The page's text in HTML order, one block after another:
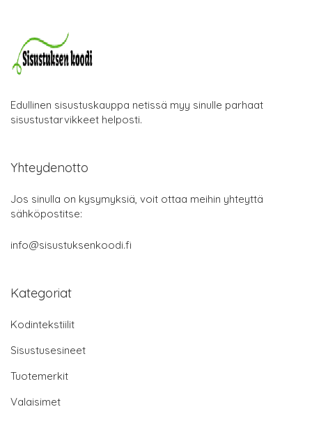
Edullinen sisustuskauppa netissä myy sinulle parhaat
sisustustarvikkeet helposti.
Yhteydenotto
Jos sinulla on kysymyksiä, voit ottaa meihin yhteyttä
sähköpostitse:
info@sisustuksenkoodi.fi
Kategoriat
Kodintekstiilit
Sisustusesineet
Tuotemerkit
Valaisimet